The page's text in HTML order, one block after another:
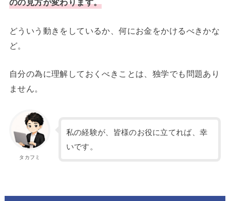
のの見方が変わります。
どういう動きをしているか、何にお金をかけるべきかな
ど。
自分の為に理解しておくべきことは、独学でも問題あり
ません。
タカフミ
私の経験が、皆様のお役に立てれば、幸
いです。